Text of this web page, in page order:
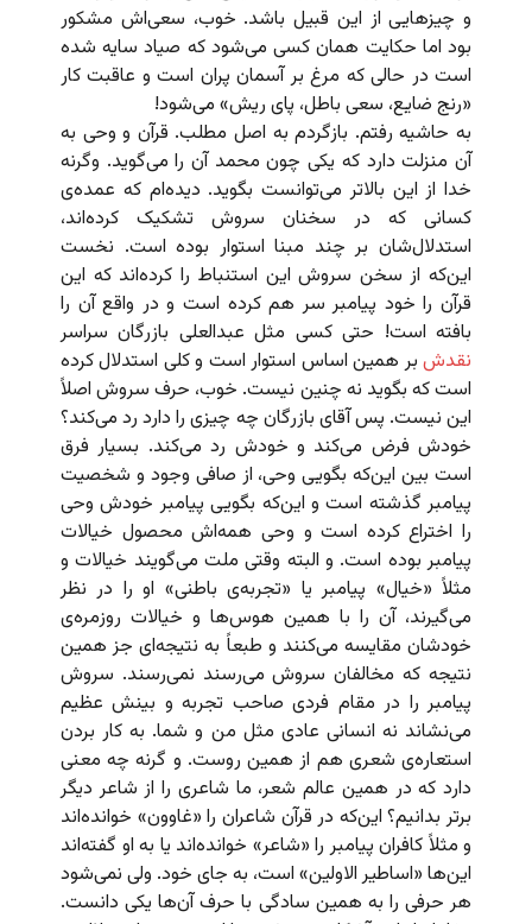
و چیزهایی از این قبیل باشد. خوب، سعی‌اش مشکور
بود اما حکایت همان کسی می‌شود که صیاد سایه شده
است در حالی که مرغ بر آسمان پران است و عاقبت کار
«رنج ضایع، سعی باطل، پای ریش» می‌شود!
به حاشیه رفتم. بازگردم به اصل مطلب. قرآن و وحی به
آن منزلت دارد که یکی چون محمد آن را می‌گوید. وگرنه
خدا از این بالاتر می‌توانست بگوید. دیده‌ام که عمده‌ی
کسانی که در سخنان سروش تشکیک کرده‌اند،
استدلال‌شان بر چند مبنا استوار بوده است. نخست
این‌که از سخن سروش این استنباط را کرده‌‌اند که این
قرآن را خود پیامبر سر هم کرده است و در واقع آن را
بافته است! حتی کسی مثل عبدالعلی بازرگان سراسر
نقدش بر همین اساس استوار است و کلی استدلال کرده
است که بگوید نه چنین نیست. خوب، حرف سروش اصلاً
این نیست. پس آقای بازرگان چه چیزی را دارد رد می‌کند؟
خودش فرض می‌کند و خودش رد می‌کند. بسیار فرق
است بین این‌که بگویی وحی، از صافی وجود و شخصیت
پیامبر گذشته است و این‌که بگویی پیامبر خودش وحی
را اختراع کرده است و وحی همه‌اش محصول خیالات
پیامبر بوده است. و البته وقتی ملت می‌گویند خیالات و
مثلاً «خیال» پیامبر یا «تجربه‌ی باطنی» او را در نظر
می‌گیرند، آن را با همین هوس‌ها و خیالات روزمره‌ی
خودشان مقایسه می‌کنند و طبعاً به نتیجه‌ای جز همین
نتیجه که مخالفان سروش می‌رسند نمی‌رسند. سروش
پیامبر را در مقام فردی صاحب تجربه و بینش عظیم
می‌نشاند نه انسانی عادی مثل من و شما. به کار بردن
استعاره‌ی شعری هم از همین روست. و گرنه چه معنی
دارد که در همین عالم شعر، ما شاعری را از شاعر دیگر
برتر بدانیم؟ این‌که در قرآن شاعران را «غاوون» خوانده‌اند
و مثلاً کافران پیامبر را «شاعر» خوانده‌اند یا به او گفته‌اند
این‌ها «اساطیر الاولین» است، به جای خود. ولی نمی‌شود
هر حرفی را به همین سادگی با حرف آن‌ها یکی دانست.